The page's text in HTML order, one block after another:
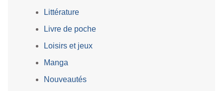
Littérature
Livre de poche
Loisirs et jeux
Manga
Nouveautés